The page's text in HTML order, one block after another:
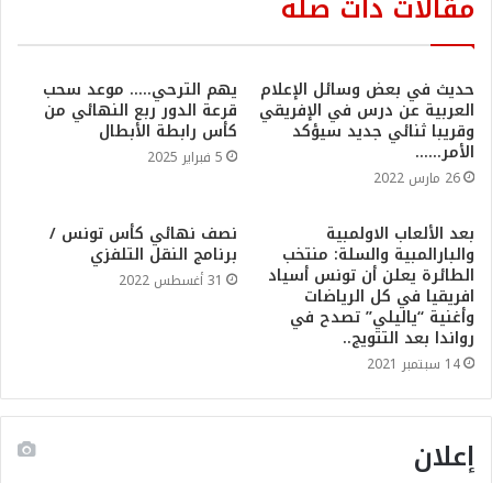
حديث في بعض وسائل الإعلام
العربية عن درس في الإفريقي
وقريبا ثنائي جديد سيؤكد
الأمر……
26 مارس 2022
يهم الترحي….. موعد سحب
قرعة الدور ربع النهائي من
كأس رابطة الأبطال
5 فبراير 2025
بعد الألعاب الاولمبية
والبارالمبية والسلة: منتخب
الطائرة يعلن أن تونس أسياد
افريقيا في كل الرياضات
وأغنية “ياليلي” تصدح في
رواندا بعد التتويج..
14 سبتمبر 2021
نصف نهائي كأس تونس /
برنامج النقل التلفزي
31 أغسطس 2022
إعلان